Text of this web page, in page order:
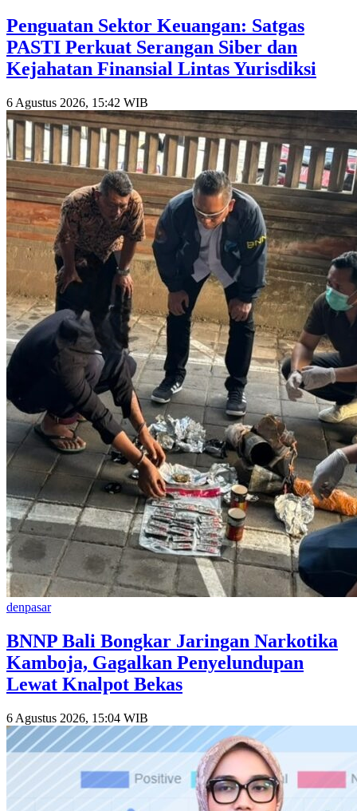
Penguatan Sektor Keuangan: Satgas
PASTI Perkuat Serangan Siber dan
Kejahatan Finansial Lintas Yurisdiksi
6 Agustus 2026, 15:42 WIB
denpasar
BNNP Bali Bongkar Jaringan Narkotika
Kamboja, Gagalkan Penyelundupan
Lewat Knalpot Bekas
6 Agustus 2026, 15:04 WIB